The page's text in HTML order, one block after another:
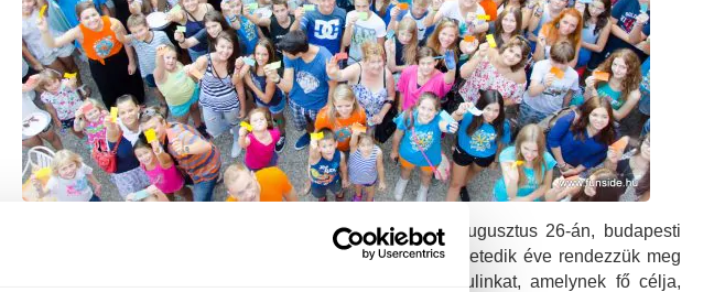
Idén is a Nyárzáró Bulival ér véget a tábori idény, ahol augusztus 26-án, budapesti
központunkban újra találkozhatsz Funside-os barátaiddal! Hetedik éve rendezzük meg
augusztus utolsó hétköznapján hagyományos Nyárzáró Bulinkat, amelynek fő célja,